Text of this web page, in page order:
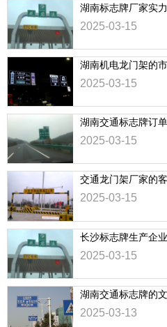
湖南标志牌厂家实力
2025-03-15
湖南机电龙门架的
2025-03-15
湖南交通标志牌订
2025-03-15
交通龙门架厂家的
2025-03-15
长沙标志牌生产企
2025-03-15
湖南交通标志牌的
2025-03-13